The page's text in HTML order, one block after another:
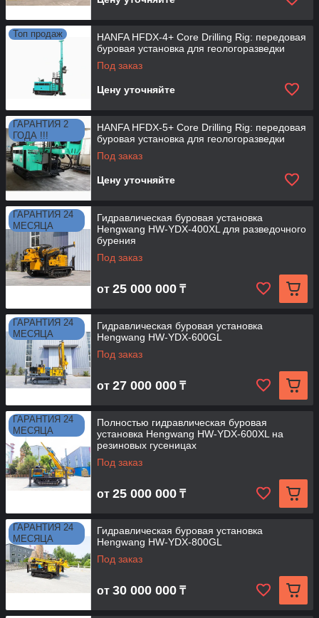
Топ продаж
HANFA HFDX-4+ Core Drilling Rig: передовая
буровая установка для геологоразведки
Под заказ
Цену уточняйте
ГАРАНТИЯ 2
ГОДА !!!
HANFA HFDX-5+ Core Drilling Rig: передовая
буровая установка для геологоразведки
Под заказ
Цену уточняйте
ГАРАНТИЯ 24
МЕСЯЦА
Гидравлическая буровая установка
Hengwang HW-YDX-400XL для разведочного
бурения
Под заказ
от 25 000 000 ₸
ГАРАНТИЯ 24
МЕСЯЦА
Гидравлическая буровая установка
Hengwang HW-YDX-600GL
Под заказ
от 27 000 000 ₸
ГАРАНТИЯ 24
МЕСЯЦА
Полностью гидравлическая буровая
установка Hengwang HW-YDX-600XL на
резиновых гусеницах
Под заказ
от 25 000 000 ₸
ГАРАНТИЯ 24
МЕСЯЦА
Гидравлическая буровая установка
Hengwang HW-YDX-800GL
Под заказ
от 30 000 000 ₸